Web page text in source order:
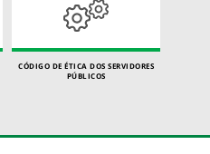
CÓDIGO DE ÉTICA DOS SERVIDORES
PÚBLICOS